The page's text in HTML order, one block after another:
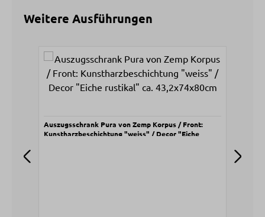
Weitere Ausführungen
Produktgalerie überspringen
Auszugsschrank Pura von Zemp Korpus / Front:
Kunstharzbeschichtung "weiss" / Decor "Eiche